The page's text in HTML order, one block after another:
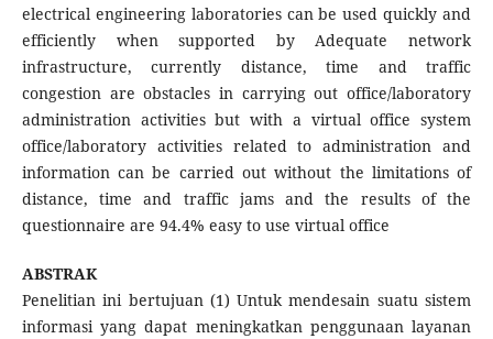
electrical engineering laboratories can be used quickly and
efficiently when supported by Adequate network
infrastructure, currently distance, time and traffic
congestion are obstacles in carrying out office/laboratory
administration activities but with a virtual office system
office/laboratory activities related to administration and
information can be carried out without the limitations of
distance, time and traffic jams and the results of the
questionnaire are 94.4% easy to use virtual office
ABSTRAK
Penelitian ini bertujuan (1) Untuk mendesain suatu sistem
informasi yang dapat meningkatkan penggunaan layanan